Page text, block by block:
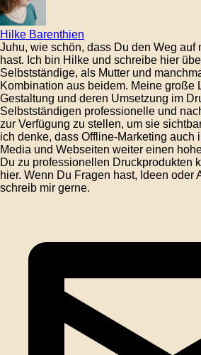
Hilke Barenthien
Juhu, wie schön, dass Du den Weg auf
hast. Ich bin Hilke und schreibe hier
Selbstständige, als Mutter und
Kombination aus beidem. Meine große
Gestaltung und deren Umsetzung im
Selbstständigen professionelle und
zur Verfügung zu stellen, um sie
ich denke, dass Offline-Marketing auch
Media und Webseiten weiter einen
Du zu professionellen Druckprodukten
hier. Wenn Du Fragen hast, Ideen oder
schreib mir gerne.